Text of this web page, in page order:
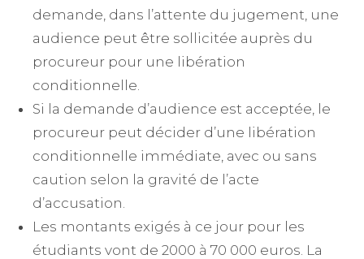
demande, dans l’attente du jugement, une
audience peut être sollicitée auprès du
procureur pour une libération
conditionnelle.
Si la demande d’audience est acceptée, le
procureur peut décider d’une libération
conditionnelle immédiate, avec ou sans
caution selon la gravité de l’acte
d’accusation.
Les montants exigés à ce jour pour les
étudiants vont de 2000 à 70 000 euros. La